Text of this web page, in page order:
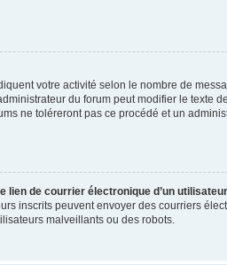
votre activité selon le nombre de
du forum peut modifier le texte
ne toléreront pas ce procédé et un
lien de courrier électronique d’un
inscrits peuvent envoyer des courriers
malveillants ou des robots.